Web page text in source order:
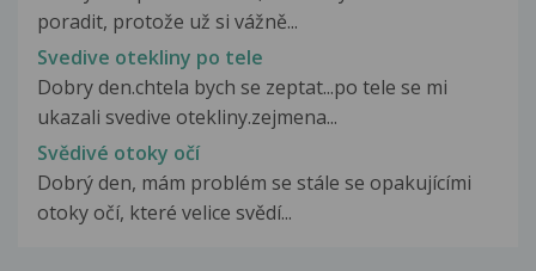
poradit, protože už si vážně...
Svedive otekliny po tele
Dobry den.chtela bych se zeptat...po tele se mi
ukazali svedive otekliny.zejmena...
Svědivé otoky očí
Dobrý den, mám problém se stále se opakujícími
otoky očí, které velice svědí...